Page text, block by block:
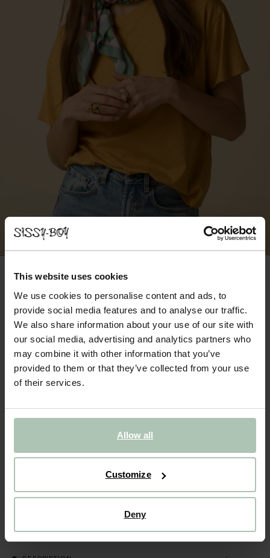
This website uses cookies
We use cookies to personalise content and ads, to
provide social media features and to analyse our traffic.
We also share information about your use of our site with
our social media, advertising and analytics partners who
may combine it with other information that you’ve
provided to them or that they’ve collected from your use
of their services.
Allow all
Customize
Deny
Foulard avec imprimé - marron
34.9927.99
Taille sélectionnée: Onesize
Livraison dans: 4–5 jours ouvrés
AJOUTER AU PANIER
VOIR LE STOCK EN MAGASIN
Livraison rapide
AVIS (2)